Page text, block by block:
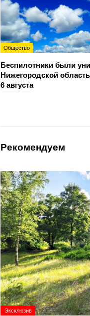
Общество
Беспилотники были
Нижегородской
6 августа
Рекомендуем
Эксклюзив